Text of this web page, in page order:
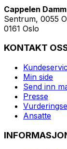
Cappelen Damm
Sentrum, 0055
0161 Oslo
KONTAKT
Min side
Send inn
Presse
Ansatte